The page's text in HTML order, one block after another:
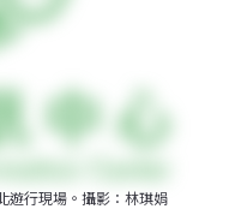
遊行現場。攝影：林琪娟